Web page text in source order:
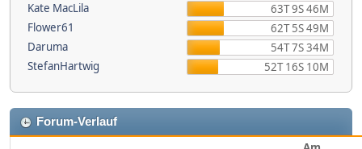
Kate MacLila
63T 9S 46M
Flower61
62T 5S 49M
Daruma
54T 7S 34M
StefanHartwig
52T 16S 10M
Forum-Verlauf